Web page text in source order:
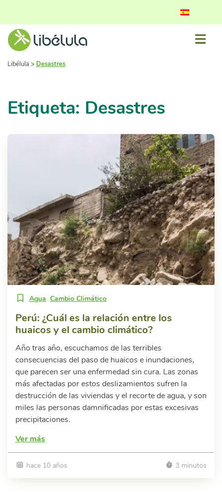
Libélula > Desastres
Etiqueta: Desastres
Agua Cambio Climático
Perú: ¿Cuál es la relación entre los
huaicos y el cambio climático?
Año tras año, escuchamos de las terribles
consecuencias del paso de huaicos e inundaciones,
que parecen ser una enfermedad sin cura. Las zonas
más afectadas por estos deslizamientos sufren la
destrucción de las viviendas y el recorte de agua, y son
miles las personas damnificadas por estas excesivas
precipitaciones.
Ver más
hace 10 años 3 minutos